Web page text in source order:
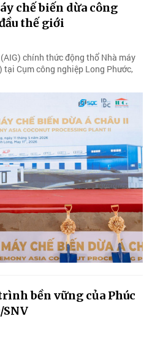
chế biến dừa công
thế giới
chính thức động thổ Nhà máy
tại Cụm công nghiệp Long Phước,
bền vững của Phúc
SNV